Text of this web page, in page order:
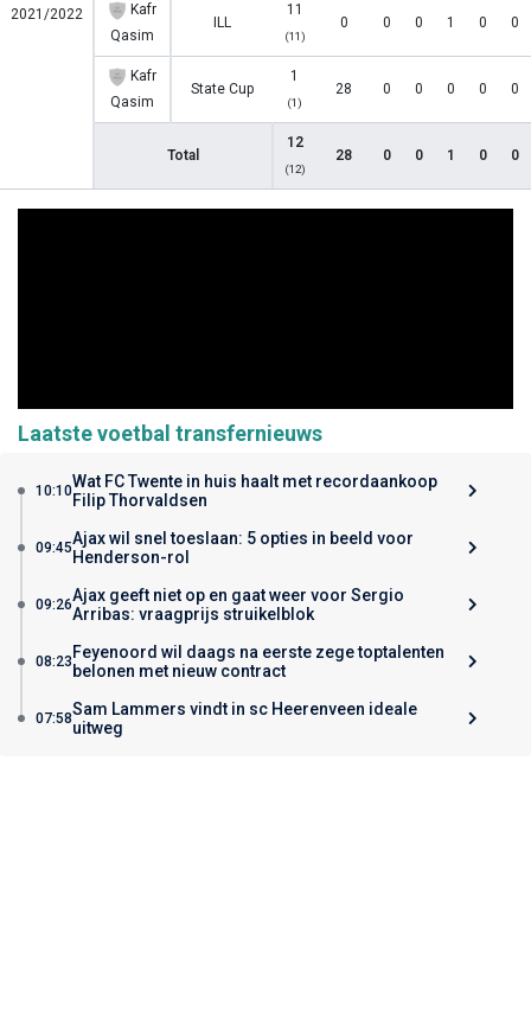
2021/2022
Kafr
Qasim
ILL
11
(11)
0 0 0 1 0 0
Kafr
Qasim
State Cup
1
(1)
28 0 0 0 0 0
Total
12
(12)
28 0 0 1 0 0
Laatste voetbal transfernieuws
10:10Wat FC Twente in huis haalt met recordaankoop
Filip Thorvaldsen
09:45Ajax wil snel toeslaan: 5 opties in beeld voor
Henderson-rol
09:26Ajax geeft niet op en gaat weer voor Sergio
Arribas: vraagprijs struikelblok
08:23 Feyenoord wil daags na eerste zege toptalenten
belonen met nieuw contract
07:58Sam Lammers vindt in sc Heerenveen ideale
uitweg